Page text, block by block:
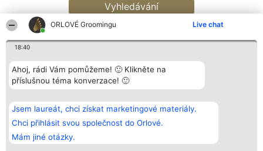
ORLOVÉ Groomingu Live chat
18:40
Ahoj, rádi Vám pomůžeme! 🙂 Klikněte na
příslušnou téma konverzace! 🙂
Jsem laureát, chci získat marketingové materiály.
Chci přihlásit svou společnost do Orlové.
Mám jiné otázky.
Vyhledávání
Bright Side Solutions sp. z o.
o. sp. k.
ul. Ruska 22
Wrocław 50-079
KRS 0000749100 | Regon
381313360 | NIP 8943132676
Vítězové
Seznam všech
laureátů
Zásady
Zásady
Kontakt